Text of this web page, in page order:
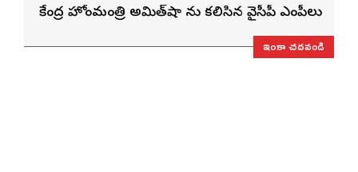
కేంద్ర హోంమంత్రి అమిత్‌షా ను కలిసిన వైసీపీ ఎంపీలు
ఇంకా చదవండి